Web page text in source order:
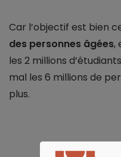
Car l’objectif est bien
des personnes âgées,
les 2 millions
mal les 6 millions de
plus.